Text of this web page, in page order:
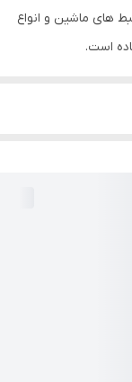
های ماشین و انواع
است.